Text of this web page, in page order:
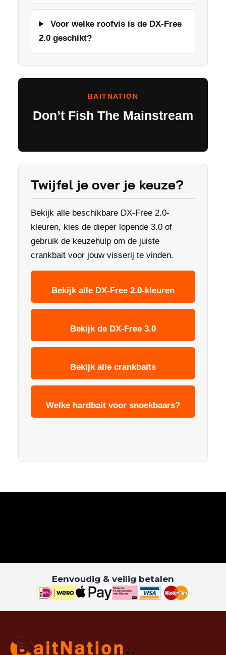
Voor welke roofvis is de DX-Free
2.0 geschikt?
BAITNATION
Don’t Fish The Mainstream
Twijfel je over je keuze?
Bekijk alle beschikbare DX-Free 2.0-
kleuren, kies de dieper lopende 3.0 of
gebruik de keuzehulp om de juiste
crankbait voor jouw visserij te vinden.
Bekijk alle DX-Free 2.0-kleuren
Bekijk de DX-Free 3.0
Bekijk alle crankbaits
Welke hardbait voor snoekbaars?
Eenvoudig & veilig betalen